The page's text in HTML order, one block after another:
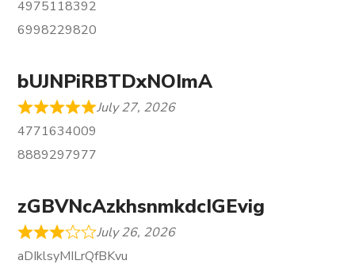
4975118392
6998229820
bUJNPiRBTDxNOImA
July 27, 2026
4771634009
8889297977
zGBVNcAzkhsnmkdcIGEvig
July 26, 2026
aDIklsyMILrQfBKvu